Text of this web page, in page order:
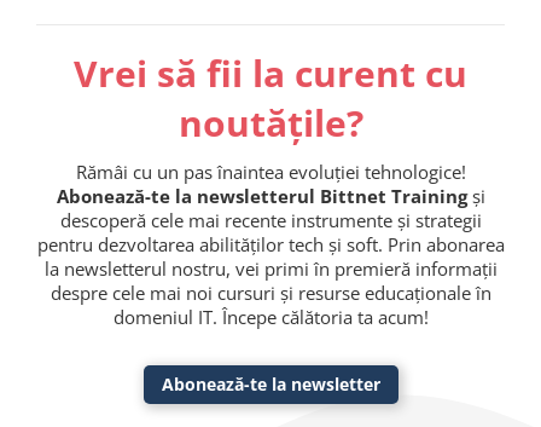
Vrei să fii la curent cu
noutățile?
Rămâi cu un pas înaintea evoluției tehnologice!
Abonează-te la newsletterul Bittnet Trainingși
descoperă cele mai recente instrumente și strategii
pentru dezvoltarea abilităților tech și soft. Prin abonarea
la newsletterul nostru, vei primi în premieră informații
despre cele mai noi cursuri și resurse educaționale în
domeniul IT. Începe călătoria ta acum!
Abonează-te la newsletter